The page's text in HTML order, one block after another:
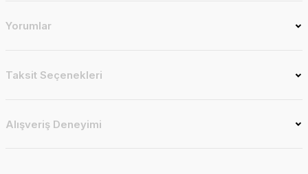
Yorumlar
Taksit Seçenekleri
Alışveriş Deneyimi